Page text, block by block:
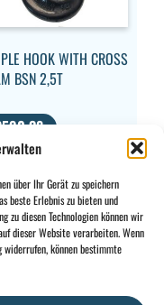
über Ihr Gerät zu speichern
beste Erlebnis zu bieten und
zu diesen Technologien können wir
dieser Website verarbeiten. Wenn
können bestimmte
HOOK WITH CROSS
BSN 2,5T
590,38
INFO
Allgemeine
BE0734